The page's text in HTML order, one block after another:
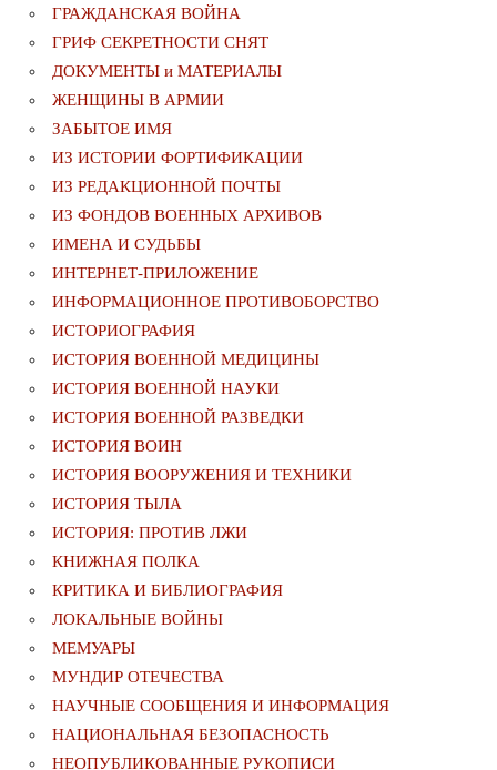
ГРАЖДАНСКАЯ ВОЙНА
ГРИФ СЕКРЕТНОСТИ СНЯТ
ДОКУМЕНТЫ и МАТЕРИАЛЫ
ЖЕНЩИНЫ В АРМИИ
ЗАБЫТОЕ ИМЯ
ИЗ ИСТОРИИ ФОРТИФИКАЦИИ
ИЗ РЕДАКЦИОННОЙ ПОЧТЫ
ИЗ ФОНДОВ ВОЕННЫХ АРХИВОВ
ИМЕНА И СУДЬБЫ
ИНТЕРНЕТ-ПРИЛОЖЕНИЕ
ИНФОРМАЦИОННОЕ ПРОТИВОБОРСТВО
ИСТОРИОГРАФИЯ
ИСТОРИЯ ВОЕННОЙ МЕДИЦИНЫ
ИСТОРИЯ ВОЕННОЙ НАУКИ
ИСТОРИЯ ВОЕННОЙ РАЗВЕДКИ
ИСТОРИЯ ВОИН
ИСТОРИЯ ВООРУЖЕНИЯ И ТЕХНИКИ
ИСТОРИЯ ТЫЛА
ИСТОРИЯ: ПРОТИВ ЛЖИ
КНИЖНАЯ ПОЛКА
КРИТИКА И БИБЛИОГРАФИЯ
ЛОКАЛЬНЫЕ ВОЙНЫ
МЕМУАРЫ
МУНДИР ОТЕЧЕСТВА
НАУЧНЫЕ СООБЩЕНИЯ И ИНФОРМАЦИЯ
НАЦИОНАЛЬНАЯ БЕЗОПАСНОСТЬ
НЕОПУБЛИКОВАННЫЕ РУКОПИСИ